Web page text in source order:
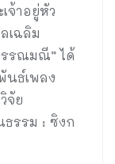
จ้าอยู่หัว
เฉลิม
รณมณี” ได้
นธ์เพลง
จัย
รรม : ซิงก